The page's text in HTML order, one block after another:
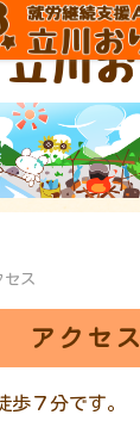
セス
アクセス
歩７分です。